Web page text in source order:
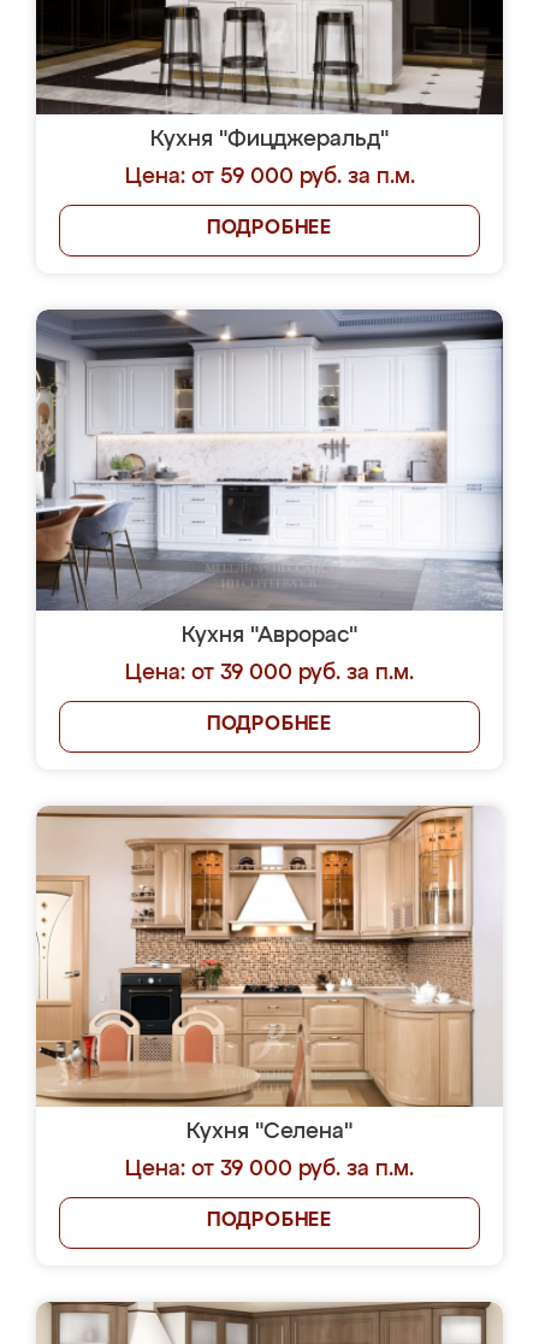
Кухня "Фицджеральд"
Цена: от 59 000 руб. за п.м.
ПОДРОБНЕЕ
Кухня "Аврорас"
Цена: от 39 000 руб. за п.м.
ПОДРОБНЕЕ
Кухня "Селена"
Цена: от 39 000 руб. за п.м.
ПОДРОБНЕЕ